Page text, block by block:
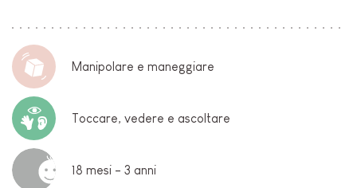
Manipolare e maneggiare
Toccare, vedere e ascoltare
18 mesi - 3 anni